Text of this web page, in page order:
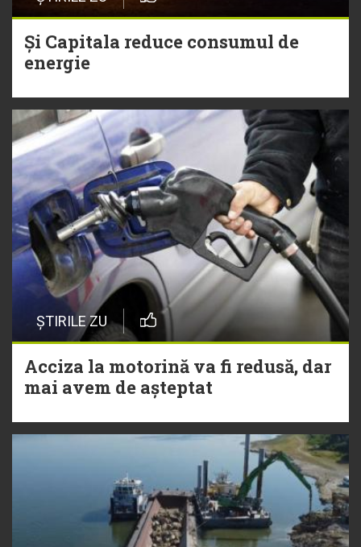
Și Capitala reduce consumul de
energie
ȘTIRILE ZU
Acciza la motorină va fi redusă, dar
mai avem de așteptat